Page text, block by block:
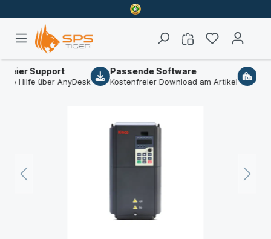
Support
Hilfe über AnyDesk
Passende Software
Kostenfreier Download am Artikel
B2B-
Wir